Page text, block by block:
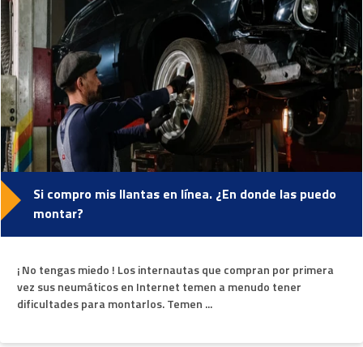
Si compro mis llantas en línea. ¿En donde las puedo
montar?
¡ No tengas miedo ! Los internautas que compran por primera
vez sus neumáticos en Internet temen a menudo tener
dificultades para montarlos. Temen ...